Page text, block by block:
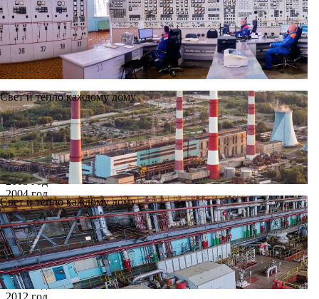
Свет и тепло каждому дому
Свет и тепло каждому дому
Новости
Архив
Все годы
2002 год
2003 год
2004 год
2005 год
2006 год
2007 год
2008 год
2009 год
2010 год
2011 год
2012 год